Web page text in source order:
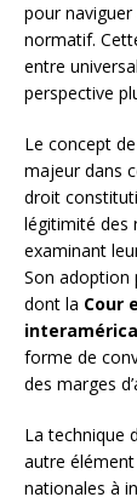
pour naviguer
normatif.
entre
perspective
Le concept de
majeur dans
droit
légitimité des
examinant
Son adoption
dont la Cour
forme de
des marges
La technique
autre
nationales à